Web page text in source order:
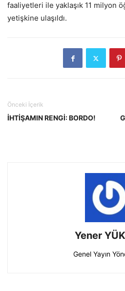
faaliyetleri ile yaklaşık 11 milyon
yetişkine ulaşıldı.
Önceki İçerik
İHTİŞAMIN RENGİ: BORDO!
Yener
Genel Yayın